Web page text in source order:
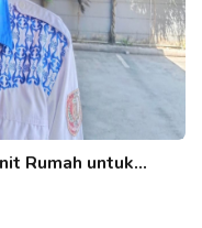
Rumah untuk…